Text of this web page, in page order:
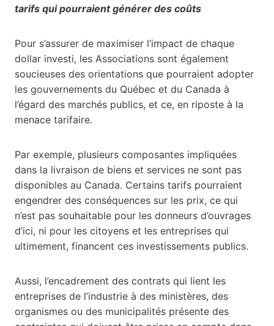
tarifs qui pourraient générer des coûts
Pour s’assurer de maximiser l’impact de chaque
dollar investi, les Associations sont également
soucieuses des orientations que pourraient adopter
les gouvernements du Québec et du Canada à
l’égard des marchés publics, et ce, en riposte à la
menace tarifaire.
Par exemple, plusieurs composantes impliquées
dans la livraison de biens et services ne sont pas
disponibles au Canada. Certains tarifs pourraient
engendrer des conséquences sur les prix, ce qui
n’est pas souhaitable pour les donneurs d’ouvrages
d’ici, ni pour les citoyens et les entreprises qui
ultimement, financent ces investissements publics.
Aussi, l’encadrement des contrats qui lient les
entreprises de l’industrie à des ministères, des
organismes ou des municipalités présente des